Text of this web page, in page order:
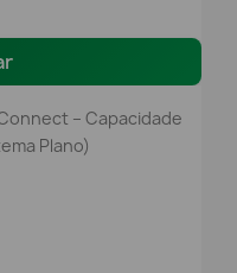
– Capacidade
Plano)